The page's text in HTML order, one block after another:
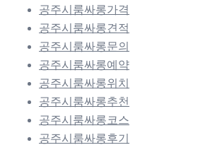
공주시룸싸롱가격
공주시룸싸롱견적
공주시룸싸롱문의
공주시룸싸롱예약
공주시룸싸롱위치
공주시룸싸롱추천
공주시룸싸롱코스
공주시룸싸롱후기